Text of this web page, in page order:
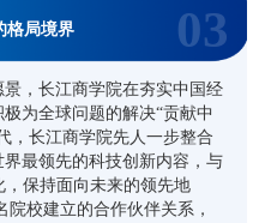
格局境界 03
，长江商学院在夯实中国经
为全球问题的解决“贡献中
，长江商学院先人一步整合
最领先的科技创新内容，与
保持面向未来的领先地
校建立的合作伙伴关系，